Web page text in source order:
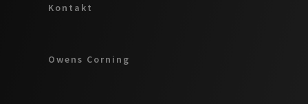
Kontakt
Owens Corning